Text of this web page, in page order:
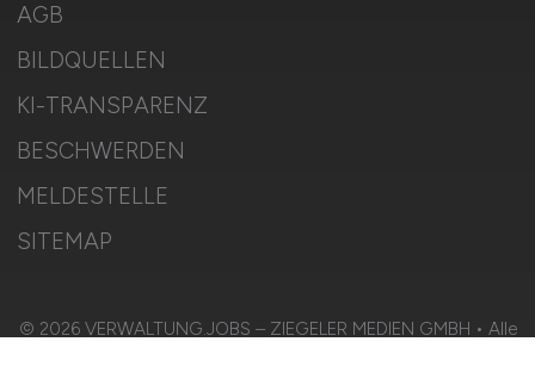
AGB
BILDQUELLEN
KI-TRANSPARENZ
BESCHWERDEN
MELDESTELLE
SITEMAP
© 2026 VERWALTUNG.JOBS – ZIEGELER MEDIEN GMBH • Alle